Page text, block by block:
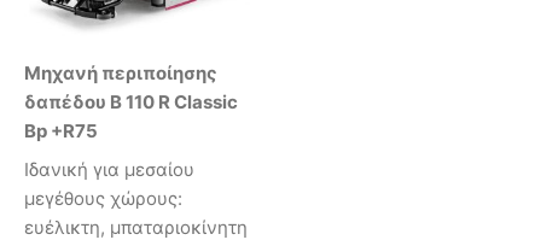
Μηχανή περιποίησης
δαπέδου B 110 R Classic
Bp +R75
Ιδανική για μεσαίου
μεγέθους χώρους:
ευέλικτη, μπαταριοκίνητη